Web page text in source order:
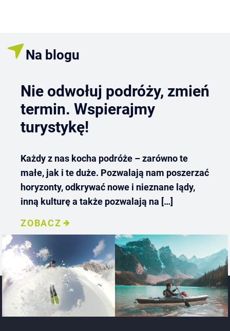
Na blogu
Nie odwołuj podróży, zmień
termin. Wspierajmy
turystykę!
Każdy z nas kocha podróże – zarówno te
małe, jak i te duże. Pozwalają nam poszerzać
horyzonty, odkrywać nowe i nieznane lądy,
inną kulturę a także pozwalają na […]
ZOBACZ